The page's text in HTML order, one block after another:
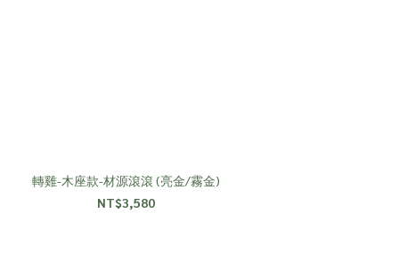
轉雞-木座款-材源滾滾 (亮金/霧金)
NT$3,580